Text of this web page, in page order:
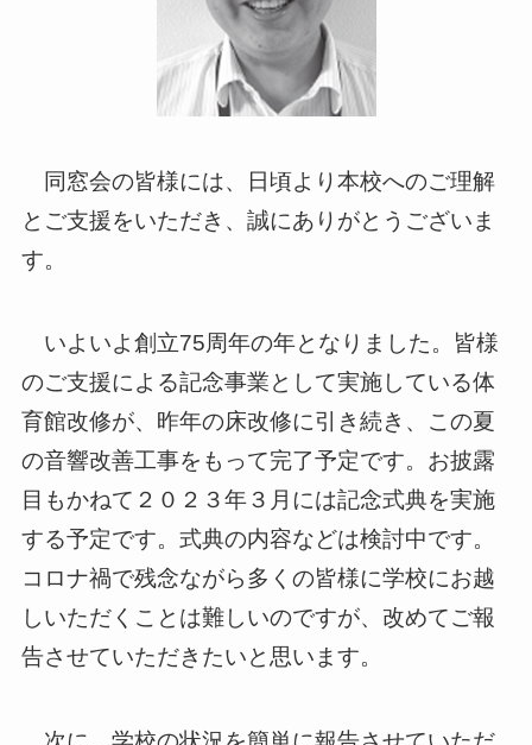
同窓会の皆様には、日頃より本校へのご理解
とご支援をいただき、誠にありがとうございま
す。
いよいよ創立75周年の年となりました。皆様
のご支援による記念事業として実施している体
育館改修が、昨年の床改修に引き続き、この夏
の音響改善工事をもって完了予定です。お披露
目もかねて２０２３年３月には記念式典を実施
する予定です。式典の内容などは検討中です。
コロナ禍で残念ながら多くの皆様に学校にお越
しいただくことは難しいのですが、改めてご報
告させていただきたいと思います。